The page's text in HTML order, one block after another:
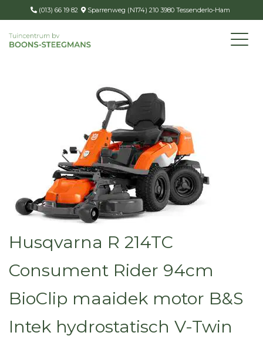
(013) 66 19 82 Sparrenweg (N174) 210 3980 Tessenderlo-Ham
Husqvarna R 214TC
Consument Rider 94cm
BioClip maaidek motor B&S
Intek hydrostatisch V-Twin